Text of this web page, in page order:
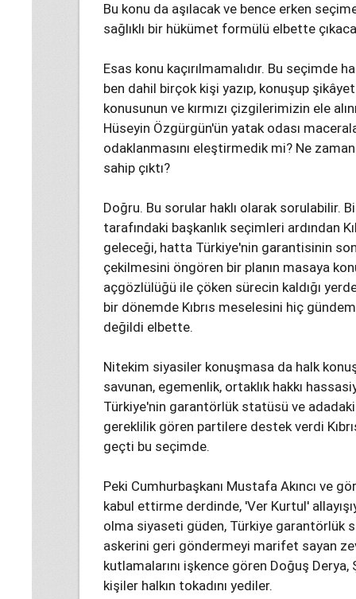
Bu konu da aşılacak ve bence erken
sağlıklı bir hükümet formülü elbette
Esas konu kaçırılmamalıdır. Bu
ben dahil birçok kişi yazıp, konuşup
konusunun ve kırmızı çizgilerimizin ele
Hüseyin Özgürgün'ün yatak odası
odaklanmasını eleştirmedik mi? Ne
sahip çıktı?
Doğru. Bu sorular haklı olarak sorulabilir.
tarafındaki başkanlık seçimleri ardından
geleceği, hatta Türkiye'nin garantisinin
çekilmesini öngören bir planın masaya
açgözlülüğü ile çöken sürecin kaldığı
bir dönemde Kıbrıs meselesini hiç
değildi elbette.
Nitekim siyasiler konuşmasa da halk
savunan, egemenlik, ortaklık hakkı
Türkiye'nin garantörlük statüsü ve adadaki
gereklilik gören partilere destek verdi
geçti bu seçimde.
Peki Cumhurbaşkanı Mustafa Akıncı ve
kabul ettirme derdinde, 'Ver Kurtul'
olma siyaseti güden, Türkiye garantörlük
askerini geri göndermeyi marifet sayan
kutlamalarını işkence gören Doğuş
kişiler halkın tokadını yediler.